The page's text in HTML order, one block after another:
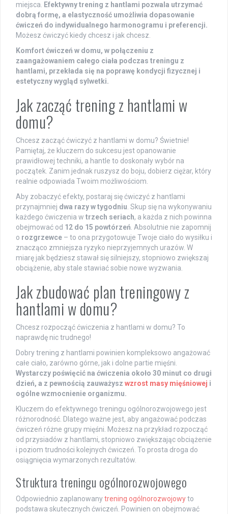
miejsca.
Efektywny trening z hantlami pozwala utrzymać
dobrą formę, a elastyczność umożliwia dopasowanie
ćwiczeń do indywidualnego harmonogramu i preferencji.
Możesz ćwiczyć kiedy chcesz i jak chcesz.
Komfort ćwiczeń w domu, w połączeniu z
zaangażowaniem całego ciała podczas treningu z
hantlami, przekłada się na poprawę kondycji fizycznej i
estetyczny wygląd sylwetki.
Jak zacząć trening z hantlami w
domu?
Chcesz zacząć ćwiczyć z hantlami w domu? Świetnie!
Pamiętaj, że kluczem do sukcesu jest opanowanie
prawidłowej techniki, a hantle to doskonały wybór na
początek. Zanim jednak ruszysz do boju, dobierz ciężar, który
realnie odpowiada Twoim możliwościom.
Aby zobaczyć efekty, postaraj się ćwiczyć z hantlami
przynajmniej dwa razy w tygodniu . Skup się na wykonywaniu
każdego ćwiczenia w trzech seriach, a każda z nich powinna
obejmować od 12 do 15 powtórzeń . Absolutnie nie zapomnij
o rozgrzewce – to ona przygotowuje Twoje ciało do wysiłku i
znacząco zmniejsza ryzyko nieprzyjemnych urazów. W
miarę jak będziesz stawał się silniejszy, stopniowo zwiększaj
obciążenie, aby stale stawiać sobie nowe wyzwania.
Jak zbudować plan treningowy z
hantlami w domu?
Chcesz rozpocząć ćwiczenia z hantlami w domu? To
naprawdę nic trudnego!
Dobry trening z hantlami powinien kompleksowo angażować
całe ciało, zarówno górne, jak i dolne partie mięśni.
Wystarczy poświęcić na ćwiczenia około 30 minut co drugi
dzień, a z pewnością zauważysz wzrost masy mięśniowej i
ogólne wzmocnienie organizmu.
Kluczem do efektywnego treningu ogólnorozwojowego jest
różnorodność. Dlatego ważne jest, aby angażować podczas
ćwiczeń różne grupy mięśni. Możesz na przykład rozpocząć
od przysiadów z hantlami, stopniowo zwiększając obciążenie
i poziom trudności kolejnych ćwiczeń. To prosta droga do
osiągnięcia wymarzonych rezultatów.
Struktura treningu ogólnorozwojowego
Odpowiednio zaplanowanytrening ogólnorozwojowyto
podstawa skutecznych ćwiczeń. Powinien on obejmować